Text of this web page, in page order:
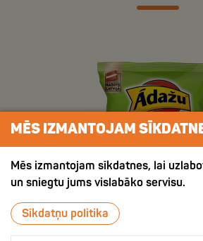
MĒS IZMANTOJAM
Mēs izmantojam sīkdatnes, lai
un sniegtu jums vislabāko servisu.
Sīkdatņu politika